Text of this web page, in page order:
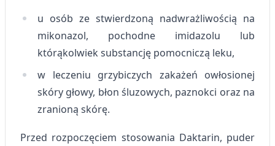
u osób ze stwierdzoną nadwrażliwością na
mikonazol, pochodne imidazolu lub
którąkolwiek substancję pomocniczą leku,
w leczeniu grzybiczych zakażeń owłosionej
skóry głowy, błon śluzowych, paznokci oraz na
zranioną skórę.
Przed rozpoczęciem stosowania Daktarin, puder